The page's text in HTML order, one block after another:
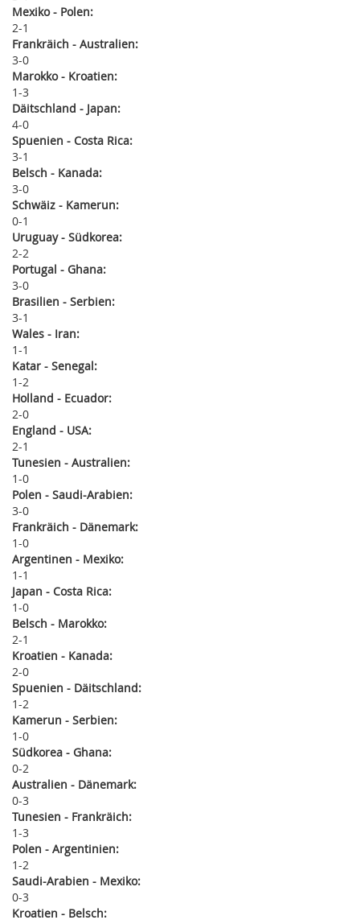
Mexiko - Polen:
2 1
Frankräich - Australien:
3 0
Marokko - Kroatien:
1 3
Däitschland - Japan:
4 0
Spuenien - Costa Rica:
3 1
Belsch - Kanada:
3 0
Schwäiz - Kamerun:
0 1
Uruguay - Südkorea:
2 2
Portugal - Ghana:
3 0
Brasilien - Serbien:
3 1
Wales - Iran:
1 1
Katar - Senegal:
1 2
Holland - Ecuador:
2 0
England - USA:
2 1
Tunesien - Australien:
1 0
Polen - Saudi-Arabien:
3 0
Frankräich - Dänemark:
1 0
Argentinen - Mexiko:
1 1
Japan - Costa Rica:
1 0
Belsch - Marokko:
2 1
Kroatien - Kanada:
2 0
Spuenien - Däitschland:
1 2
Kamerun - Serbien:
1 0
Südkorea - Ghana:
0 2
Australien - Dänemark:
0 3
Tunesien - Frankräich:
1 3
Polen - Argentinien:
1 2
Saudi-Arabien - Mexiko:
0 3
Kroatien - Belsch: